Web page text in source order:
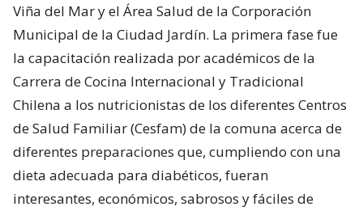
Viña del Mar y el Área Salud de la Corporación
Municipal de la Ciudad Jardín. La primera fase fue
la capacitación realizada por académicos de la
Carrera de Cocina Internacional y Tradicional
Chilena a los nutricionistas de los diferentes Centros
de Salud Familiar (Cesfam) de la comuna acerca de
diferentes preparaciones que, cumpliendo con una
dieta adecuada para diabéticos, fueran
interesantes, económicos, sabrosos y fáciles de